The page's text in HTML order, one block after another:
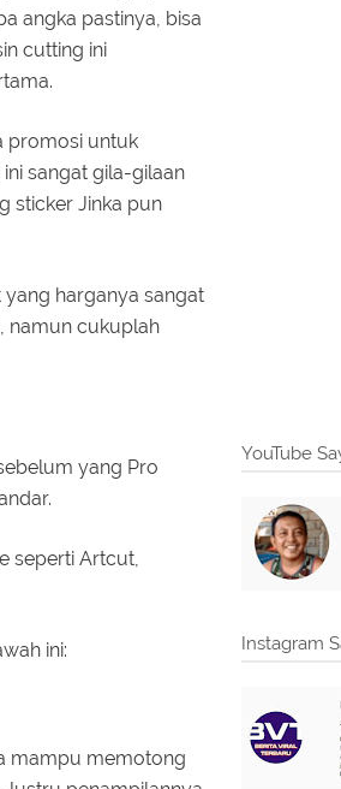
angka pastinya, bisa
cutting ini
promosi untuk
sangat gila-gilaan
sticker Jinka pun
harganya sangat
namun cukuplah
yang Pro
seperti Artcut,
ini:
mampu memotong
YouTube
Instagram